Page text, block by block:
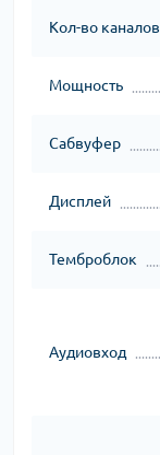
Кол-во каналов
Мощность
Сабвуфер
Дисплей
Темброблок
Аудиовход